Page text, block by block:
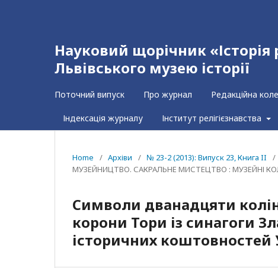
Науковий щорічник «Історія
Львівського музею історії
Поточний випуск Про журнал Редакційна
Індексація журналу Інститут релігієзнавства
Home / Архіви / № 23-2 (2013): Випуск 23, Книга II
/
МУЗЕЙНИЦТВО. САКРАЛЬНЕ МИСТЕЦТВО : МУЗЕЙНІ
Cимволи дванадцяти
корони Тори із синагоги
історичних коштовностей